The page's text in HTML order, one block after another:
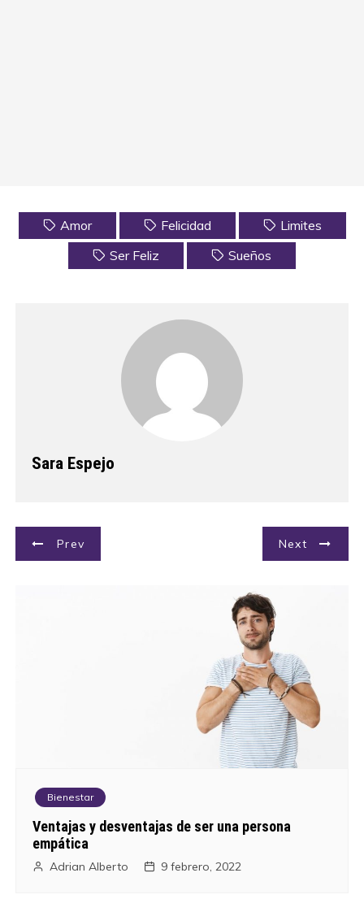
Amor Felicidad
Limites
Ser Feliz
Sueños
Sara Espejo
N
Prev Next
Bienestar
Ventajas y desventajas de ser una persona
empática
Adrian Alberto 9 febrero, 2022